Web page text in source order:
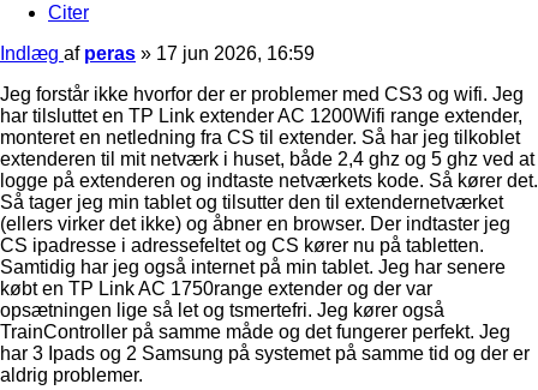
Citer
Indlæg af peras » 17 jun 2026, 16:59
Jeg forstår ikke hvorfor der er problemer med CS3 og wifi. Jeg
har tilsluttet en TP Link extender AC 1200Wifi range extender,
monteret en netledning fra CS til extender. Så har jeg tilkoblet
extenderen til mit netværk i huset, både 2,4 ghz og 5 ghz ved at
logge på extenderen og indtaste netværkets kode. Så kører det.
Så tager jeg min tablet og tilsutter den til extendernetværket
(ellers virker det ikke) og åbner en browser. Der indtaster jeg
CS ipadresse i adressefeltet og CS kører nu på tabletten.
Samtidig har jeg også internet på min tablet. Jeg har senere
købt en TP Link AC 1750range extender og der var
opsætningen lige så let og tsmertefri. Jeg kører også
TrainController på samme måde og det fungerer perfekt. Jeg
har 3 Ipads og 2 Samsung på systemet på samme tid og der er
aldrig problemer.